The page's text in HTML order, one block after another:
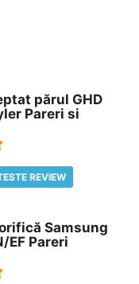
părul GHD
Pareri si
REVIEW
Samsung
EF Pareri